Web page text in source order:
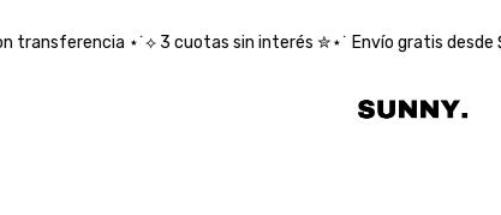
sin interés ✮⋆˙ Envío gratis desde $150.000 ₊˚⊹ ᰔ